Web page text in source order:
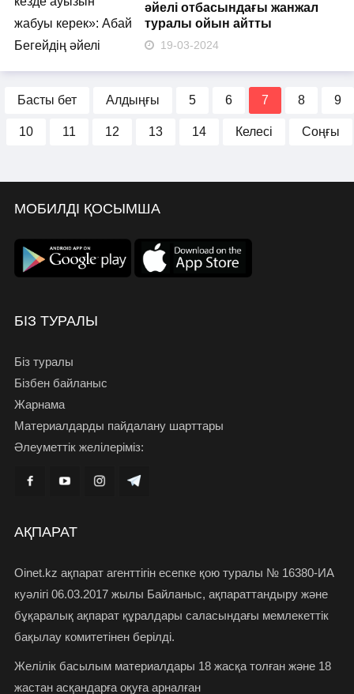
әйелі отбасындағы жанжал
туралы ойын айтты
19-03-2024
Басты бет Алдыңғы 5 6 7 8 9
10 11 12 13 14 Келесі Соңғы
МОБИЛДІ ҚОСЫМША
БІЗ ТУРАЛЫ
Біз туралы
Бізбен байланыс
Жарнама
Материалдарды пайдалану шарттары
Әлеуметтік желілеріміз:
АҚПАРАТ
Oinet.kz ақпарат агенттігін есепке қою туралы № 16380-ИА
куәлігі 06.03.2017 жылы Байланыс, ақпараттандыру және
бұқаралық ақпарат құралдары саласындағы мемлекеттік
бақылау комитетінен берілді.
Желілік басылым материалдары 18 жасқа толған және 18
жастан асқандарға оқуға арналған